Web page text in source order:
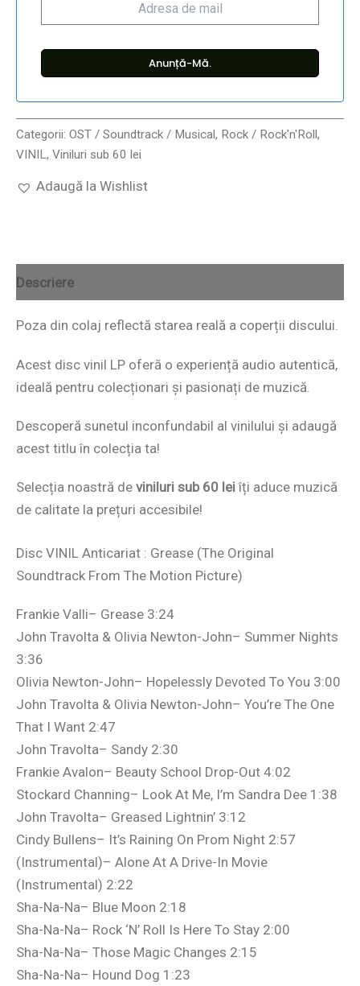
Categorii: OST / Soundtrack / Musical, Rock / Rock'n'Roll,
VINIL, Viniluri sub 60 lei
Adaugă la Wishlist
Descriere
Poza din colaj reflectă starea reală a coperții discului.
Acest disc vinil LP oferă o experiență audio autentică,
ideală pentru colecționari și pasionați de muzică.
Descoperă sunetul inconfundabil al vinilului și adaugă
acest titlu în colecția ta!
Selecția noastră de viniluri sub 60 leiîți aduce muzică
de calitate la prețuri accesibile!
Disc VINIL Anticariat : Grease (The Original
Soundtrack From The Motion Picture)
Frankie Valli– Grease 3:24
John Travolta & Olivia Newton-John– Summer Nights
3:36
Olivia Newton-John– Hopelessly Devoted To You 3:00
John Travolta & Olivia Newton-John– You’re The One
That I Want 2:47
John Travolta– Sandy 2:30
Frankie Avalon– Beauty School Drop-Out 4:02
Stockard Channing– Look At Me, I’m Sandra Dee 1:38
John Travolta– Greased Lightnin’ 3:12
Cindy Bullens– It’s Raining On Prom Night 2:57
(Instrumental)– Alone At A Drive-In Movie
(Instrumental) 2:22
Sha-Na-Na– Blue Moon 2:18
Sha-Na-Na– Rock ‘N’ Roll Is Here To Stay 2:00
Sha-Na-Na– Those Magic Changes 2:15
Sha-Na-Na– Hound Dog 1:23